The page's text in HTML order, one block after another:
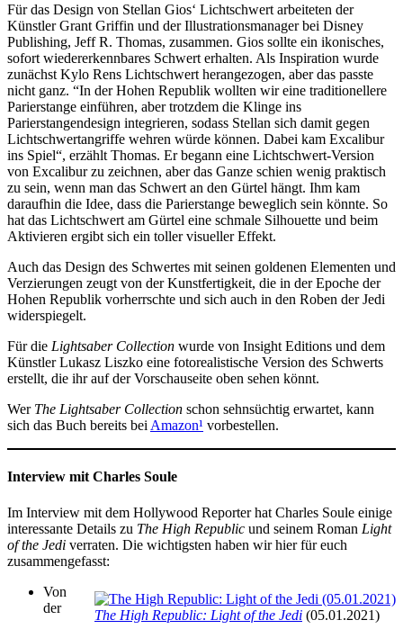
Für das Design von Stellan Gios‘ Lichtschwert arbeiteten der
Künstler Grant Griffin und der Illustrationsmanager bei Disney
Publishing, Jeff R. Thomas, zusammen. Gios sollte ein ikonisches,
sofort wiedererkennbares Schwert erhalten. Als Inspiration wurde
zunächst Kylo Rens Lichtschwert herangezogen, aber das passte
nicht ganz. “In der Hohen Republik wollten wir eine traditionellere
Parierstange einführen, aber trotzdem die Klinge ins
Parierstangendesign integrieren, sodass Stellan sich damit gegen
Lichtschwertangriffe wehren würde können. Dabei kam Excalibur
ins Spiel“, erzählt Thomas. Er begann eine Lichtschwert-Version
von Excalibur zu zeichnen, aber das Ganze schien wenig praktisch
zu sein, wenn man das Schwert an den Gürtel hängt. Ihm kam
daraufhin die Idee, dass die Parierstange beweglich sein könnte. So
hat das Lichtschwert am Gürtel eine schmale Silhouette und beim
Aktivieren ergibt sich ein toller visueller Effekt.
Auch das Design des Schwertes mit seinen goldenen Elementen und
Verzierungen zeugt von der Kunstfertigkeit, die in der Epoche der
Hohen Republik vorherrschte und sich auch in den Roben der Jedi
widerspiegelt.
Für die Lightsaber Collection wurde von Insight Editions und dem
Künstler Lukasz Liszko eine fotorealistische Version des Schwerts
erstellt, die ihr auf der Vorschauseite oben sehen könnt.
Wer The Lightsaber Collection schon sehnsüchtig erwartet, kann
sich das Buch bereits bei Amazon¹ vorbestellen.
Interview mit Charles Soule
Im Interview mit dem Hollywood Reporter hat Charles Soule einige
interessante Details zu The High Republic und seinem Roman Light
of the Jedi verraten. Die wichtigsten haben wir hier für euch
zusammengefasst:
The High Republic: Light of the Jedi (05.01.2021)
Von
der